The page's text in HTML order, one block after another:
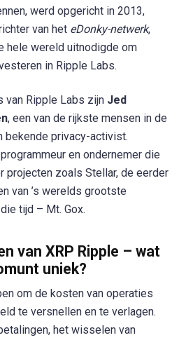
werd opgericht in 2013,
van het eDonky-netwerk,
hele wereld uitnodigde om
in Ripple Labs.
van Ripple Labs zijn Jed
, een van de rijkste mensen in de
bekende privacy-activist.
en ondernemer die
projecten zoals Stellar, de eerder
van ’s werelds grootste
tijd – Mt. Gox.
van XRP Ripple – wat
uniek?
om de kosten van operaties
te versnellen en te verlagen.
het wisselen van